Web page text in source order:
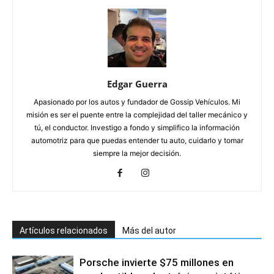
Edgar Guerra
Apasionado por los autos y fundador de Gossip Vehículos. Mi
misión es ser el puente entre la complejidad del taller mecánico y
tú, el conductor. Investigo a fondo y simplifico la información
automotriz para que puedas entender tu auto, cuidarlo y tomar
siempre la mejor decisión.
Artículos relacionados Más del autor
Porsche invierte $75 millones en